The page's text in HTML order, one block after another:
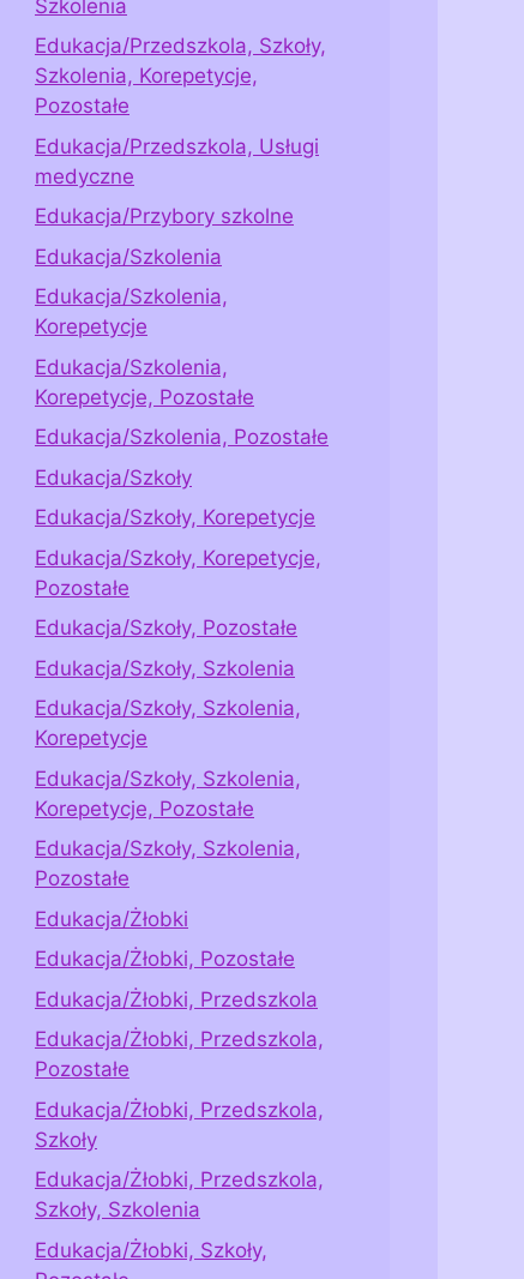
Szkolenia
Edukacja/Przedszkola, Szkoły,
Szkolenia, Korepetycje,
Pozostałe
Edukacja/Przedszkola, Usługi
medyczne
Edukacja/Przybory szkolne
Edukacja/Szkolenia
Edukacja/Szkolenia,
Korepetycje
Edukacja/Szkolenia,
Korepetycje, Pozostałe
Edukacja/Szkolenia, Pozostałe
Edukacja/Szkoły
Edukacja/Szkoły, Korepetycje
Edukacja/Szkoły, Korepetycje,
Pozostałe
Edukacja/Szkoły, Pozostałe
Edukacja/Szkoły, Szkolenia
Edukacja/Szkoły, Szkolenia,
Korepetycje
Edukacja/Szkoły, Szkolenia,
Korepetycje, Pozostałe
Edukacja/Szkoły, Szkolenia,
Pozostałe
Edukacja/Żłobki
Edukacja/Żłobki, Pozostałe
Edukacja/Żłobki, Przedszkola
Edukacja/Żłobki, Przedszkola,
Pozostałe
Edukacja/Żłobki, Przedszkola,
Szkoły
Edukacja/Żłobki, Przedszkola,
Szkoły, Szkolenia
Edukacja/Żłobki, Szkoły,